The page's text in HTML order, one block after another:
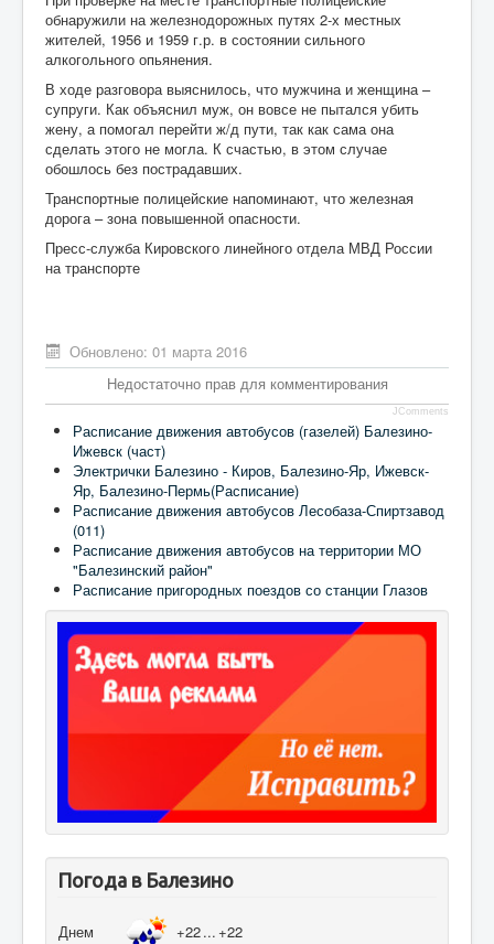
обнаружили на железнодорожных путях 2-х местных
жителей, 1956 и 1959 г.р. в состоянии сильного
алкогольного опьянения.
В ходе разговора выяснилось, что мужчина и женщина –
супруги. Как объяснил муж, он вовсе не пытался убить
жену, а помогал перейти ж/д пути, так как сама она
сделать этого не могла. К счастью, в этом случае
обошлось без пострадавших.
Транспортные полицейские напоминают, что железная
дорога – зона повышенной опасности.
Пресс-служба Кировского линейного отдела МВД России
на транспорте
Обновлено: 01 марта 2016
Недостаточно прав для комментирования
JComments
Расписание движения автобусов (газелей) Балезино-
Ижевск (част)
Электрички Балезино - Киров, Балезино-Яр, Ижевск-
Яр, Балезино-Пермь(Расписание)
Расписание движения автобусов Лесобаза-Спиртзавод
(011)
Расписание движения автобусов на территории МО
"Балезинский район"
Расписание пригородных поездов со станции Глазов
Погода в Балезино
Днем +22... +22